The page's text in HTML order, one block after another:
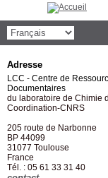
Adresse
LCC - Centre de
Documentaires
du laboratoire de Chimie
Coordination-CNRS
205 route de Narbonne
BP 44099
31077 Toulouse
France
Tél. : 05 61 33 31 40